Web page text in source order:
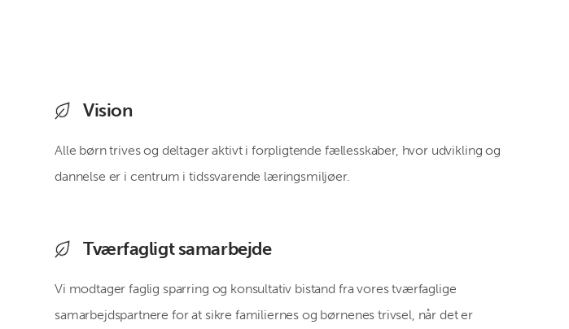
Vision
Alle børn trives og deltager aktivt i forpligtende fællesskaber, hvor udvikling og
dannelse er i centrum i tidssvarende læringsmiljøer.
Tværfagligt samarbejde
Vi modtager faglig sparring og konsultativ bistand fra vores tværfaglige
samarbejdspartnere for at sikre familiernes og børnenes trivsel, når det er